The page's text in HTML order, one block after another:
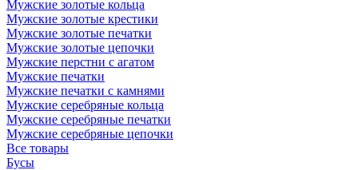
Мужские золотые кольца
Мужские золотые крестики
Мужские золотые печатки
Мужские золотые цепочки
Мужские перстни с агатом
Мужские печатки
Мужские печатки с камнями
Мужские серебряные кольца
Мужские серебряные печатки
Мужские серебряные цепочки
Все товары
Бусы